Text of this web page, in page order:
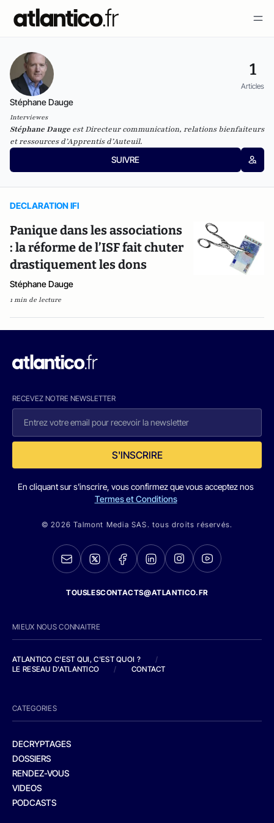
1
Articles
Stéphane Dauge
Interviewes
Stéphane Dauge est Directeur communication, relations bienfaiteurs
et ressources d’Apprentis d’Auteuil.
SUIVRE
DECLARATION IFI
Panique dans les associations
: la réforme de l’ISF fait chuter
drastiquement les dons
Stéphane Dauge
1 min de lecture
RECEVEZ NOTRE NEWSLETTER
S'INSCRIRE
En cliquant sur s'inscrire, vous confirmez que vous acceptez nos
Termes et Conditions
© 2026 Talmont Media SAS. tous droits réservés.
TOUSLESCONTACTS@ATLANTICO.FR
MIEUX NOUS CONNAITRE
ATLANTICO C'EST QUI, C'EST QUOI ?
/
LE RESEAU D'ATLANTICO
/ CONTACT
CATEGORIES
DECRYPTAGES
DOSSIERS
RENDEZ-VOUS
VIDEOS
PODCASTS